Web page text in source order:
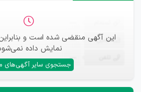
این آگهی منقضی شده است و
نمایش داده
جستجوی سایر آگهی‌های
ایمیل —
—